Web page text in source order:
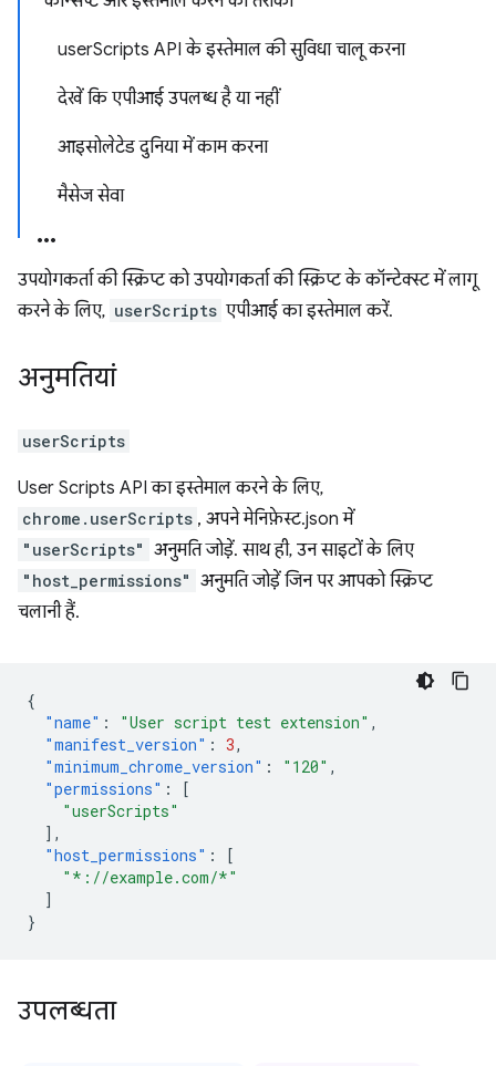
userScripts API के इस्तेमाल की सुविधा चालू करना
देखें कि एपीआई उपलब्ध है या नहीं
आइसोलेटेड दुनिया में काम करना
मैसेज सेवा
उपयोगकर्ता की स्क्रिप्ट को उपयोगकर्ता की स्क्रिप्ट के कॉन्टेक्स्ट में लागू
करने के लिए, userScripts एपीआई का इस्तेमाल करें.
अनुमतियां
userScripts
User Scripts API का इस्तेमाल करने के लिए,
chrome.userScripts , अपने मेनिफ़ेस्ट.json में
"userScripts" अनुमति जोड़ें. साथ ही, उन साइटों के लिए
"host_permissions" अनुमति जोड़ें जिन पर आपको स्क्रिप्ट
चलानी हैं.
{
"name" : "User script test extension" ,
"manifest_version" : 3,
"minimum_chrome_version" : "120" ,
"permissions" :
[
"userScripts"
],
"host_permissions" :
[
"*://example.com/*"
]
}
उपलब्धता